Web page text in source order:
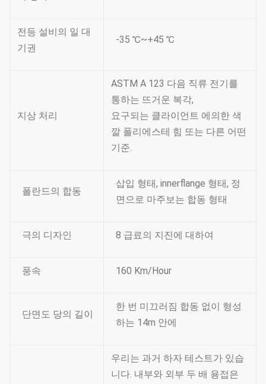
전등 설비의 일 대
기권
-35 ℃~+45 ℃
지상 처리
ASTM A 123 다음 직류 전기를
통하는 뜨거운 복각,
요구되는 클라이언트 에의한 색
깔 폴리에스테 힘 또는 다른 어떤
기준.
폴란드의 합동
삽입 형태, innerflange 형태, 정
면으로 마주보는 합동 형태
극의 디자인 8 급료의 지진에 대하여
풍속 160 Km/Hour
단면도 당의 길이
한 번 미끄러짐 합동 없이 형성
하는 14m 안에
우리는 과거 하자 테스트가 있습
니다. 내부와 외부 두 배 용접은